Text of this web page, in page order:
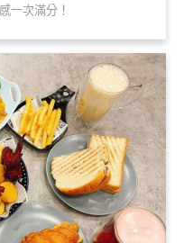
一次滿分！